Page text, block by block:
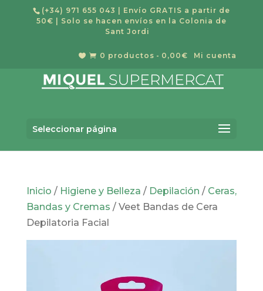
(+34) 971 655 043
| Envío GRATIS a partir de
50€ | Solo se hacen envíos en la Colonia de
Sant Jordi
Mi cuenta
  0 productos 0,00€
Seleccionar página
de
productos
Inicio / Higiene y Belleza / Depilación / Ceras,
Bandas y Cremas / Veet Bandas de Cera
Depilatoria Facial